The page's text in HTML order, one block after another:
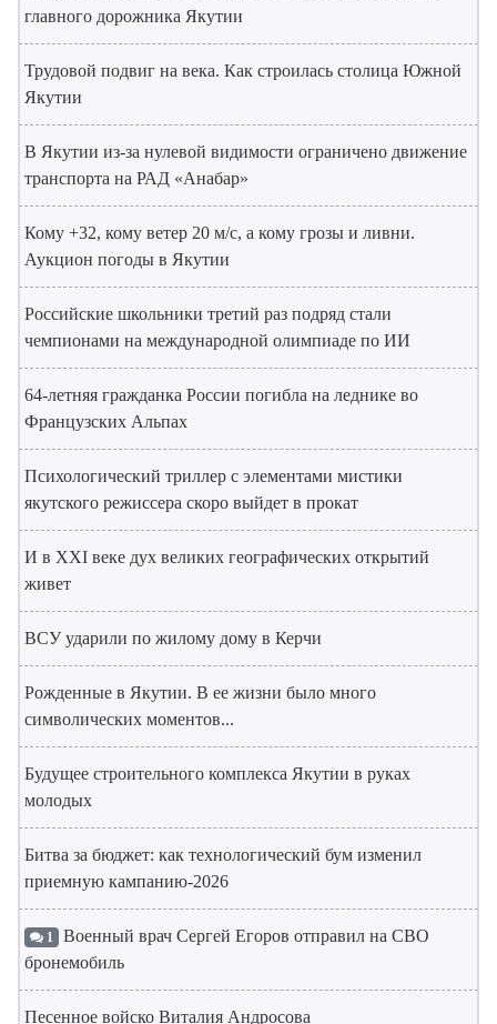
главного дорожника Якутии
Трудовой подвиг на века. Как строилась столица Южной
Якутии
В Якутии из-за нулевой видимости ограничено движение
транспорта на РАД «Анабар»
Кому +32, кому ветер 20 м/с, а кому грозы и ливни.
Аукцион погоды в Якутии
Российские школьники третий раз подряд стали
чемпионами на международной олимпиаде по ИИ
64-летняя гражданка России погибла на леднике во
Французских Альпах
Психологический триллер с элементами мистики
якутского режиссера скоро выйдет в прокат
И в XXI веке дух великих географических открытий
живет
ВСУ ударили по жилому дому в Керчи
Рожденные в Якутии. В ее жизни было много
символических моментов...
Будущее строительного комплекса Якутии в руках
молодых
Битва за бюджет: как технологический бум изменил
приемную кампанию-2026
1 Военный врач Сергей Егоров отправил на СВО
бронемобиль
Песенное войско Виталия Андросова